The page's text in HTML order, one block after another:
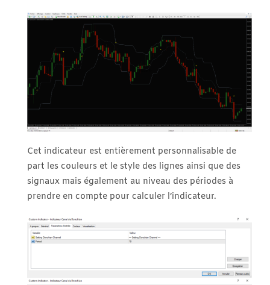
Cet indicateur est entièrement personnalisable de
part les couleurs et le style des lignes ainsi que des
signaux mais également au niveau des périodes à
prendre en compte pour calculer l’indicateur.